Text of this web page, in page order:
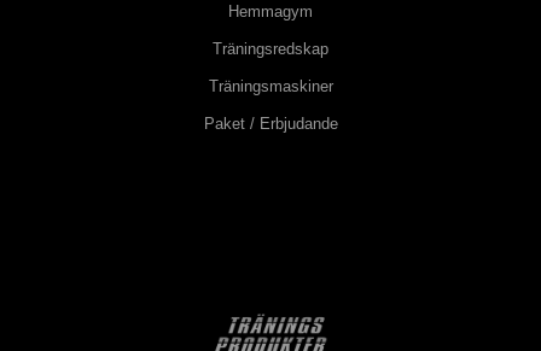
Hemmagym
Träningsredskap
Träningsmaskiner
Paket / Erbjudande